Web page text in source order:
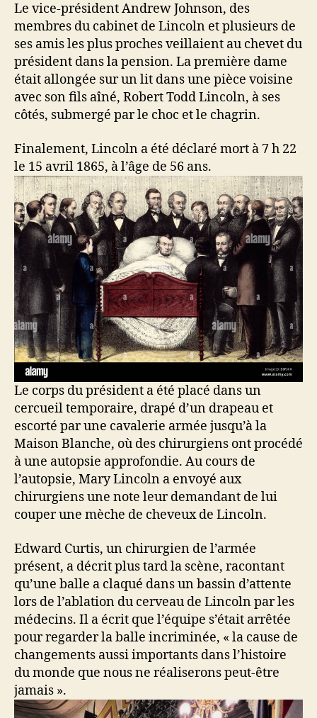
Le vice-président Andrew Johnson, des
membres du cabinet de Lincoln et plusieurs de
ses amis les plus proches veillaient au chevet du
président dans la pension. La première dame
était allongée sur un lit dans une pièce voisine
avec son fils aîné, Robert Todd Lincoln, à ses
côtés, submergé par le choc et le chagrin.
Finalement, Lincoln a été déclaré mort à 7 h 22
le 15 avril 1865, à l’âge de 56 ans.
Le corps du président a été placé dans un
cercueil temporaire, drapé d’un drapeau et
escorté par une cavalerie armée jusqu’à la
Maison Blanche, où des chirurgiens ont procédé
à une autopsie approfondie. Au cours de
l’autopsie, Mary Lincoln a envoyé aux
chirurgiens une note leur demandant de lui
couper une mèche de cheveux de Lincoln.
Edward Curtis, un chirurgien de l’armée
présent, a décrit plus tard la scène, racontant
qu’une balle a claqué dans un bassin d’attente
lors de l’ablation du cerveau de Lincoln par les
médecins. Il a écrit que l’équipe s’était arrêtée
pour regarder la balle incriminée, « la cause de
changements aussi importants dans l’histoire
du monde que nous ne réaliserons peut-être
jamais ».